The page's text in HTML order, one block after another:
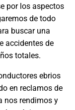
por los aspectos
de todo
buscar una
accidentes de
totales.
ebrios
en reclamos de
nos rendimos y